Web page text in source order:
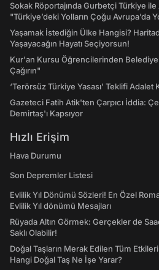
Sokak Röportajında Gurbetçi Türkiye ile
"Türkiye’deki Yolların Çoğu Avrupa’da
Yaşamak İstediğin Ülke Hangisi?
Yaşayacağın Hayatı Seçiyorsun!
Kur'an Kursu Öğrencilerinden Belediye
Çağırın"
‘Terörsüz Türkiye Yasası’ Teklifi
Gazeteci Fatih Atik'ten Çarpıcı İddia:
Demirtaş'ı Kapsıyor
Hızlı Erişim
Hava Durumu
Son Depremler Listesi
Evlilik Yıl Dönümü Sözleri! En Özel
Evlilik Yıl dönümü Mesajları
Rüyada Altın Görmek: Gerçekler de
Saklı Olabilir!
Doğal Taşların Merak Edilen Tüm
Hangi Doğal Taş Ne İşe Yarar?